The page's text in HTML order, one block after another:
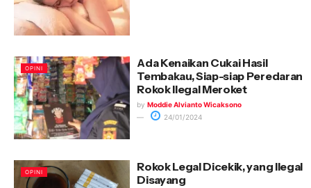
OPINI
Ada Kenaikan Cukai Hasil
Tembakau, Siap-siap Peredaran
Rokok Ilegal Meroket
by Moddie Alvianto Wicaksono
24/01/2024
OPINI
Rokok Legal Dicekik, yang Ilegal
Disayang